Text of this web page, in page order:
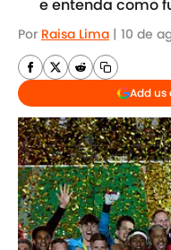
e entenda como
Por Raisa Lima | 10 de
Add us